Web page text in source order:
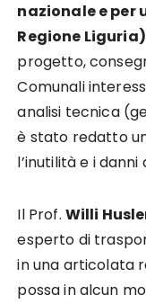
nazionale e per
Regione Liguria)
progetto,
Comunali
analisi tecnica
è stato redatto
l’inutilità e i danni
Il Prof. Willi
esperto di
in una articolata
possa in alcun